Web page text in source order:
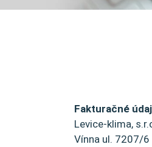
Fakturačné
Levice-klima,
Vínna ul. 7207/6